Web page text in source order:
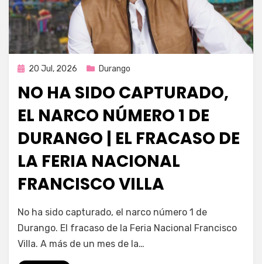
Publicada
20 Jul, 2026 Durango
NO HA SIDO CAPTURADO,
EL NARCO NÚMERO 1 DE
DURANGO | EL FRACASO DE
LA FERIA NACIONAL
FRANCISCO VILLA
por Fernando Miranda Servín
No ha sido capturado, el narco número 1 de
Durango. El fracaso de la Feria Nacional Francisco
Villa. A más de un mes de la…